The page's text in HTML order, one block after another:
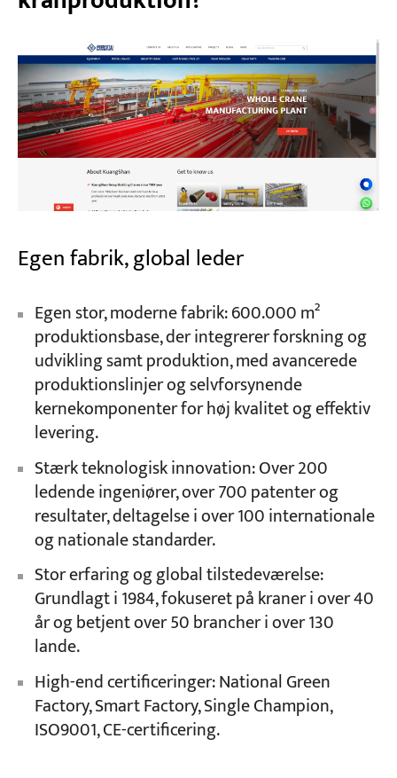
Egen fabrik, global leder
Egen stor, moderne fabrik: 600.000 m²
produktionsbase, der integrerer forskning og
udvikling samt produktion, med avancerede
produktionslinjer og selvforsynende
kernekomponenter for høj kvalitet og effektiv
levering.
Stærk teknologisk innovation: Over 200
ledende ingeniører, over 700 patenter og
resultater, deltagelse i over 100 internationale
og nationale standarder.
Stor erfaring og global tilstedeværelse:
Grundlagt i 1984, fokuseret på kraner i over 40
år og betjent over 50 brancher i over 130
lande.
High-end certificeringer: National Green
Factory, Smart Factory, Single Champion,
ISO9001, CE-certificering.